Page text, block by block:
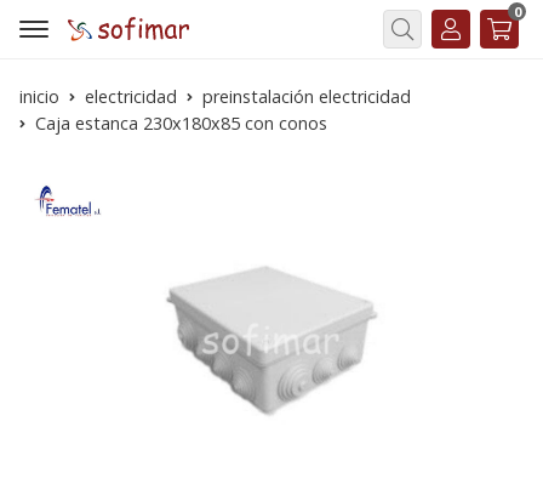
Buscar
0
inicio electricidad
preinstalación electricidad
Caja estanca 230x180x85 con conos